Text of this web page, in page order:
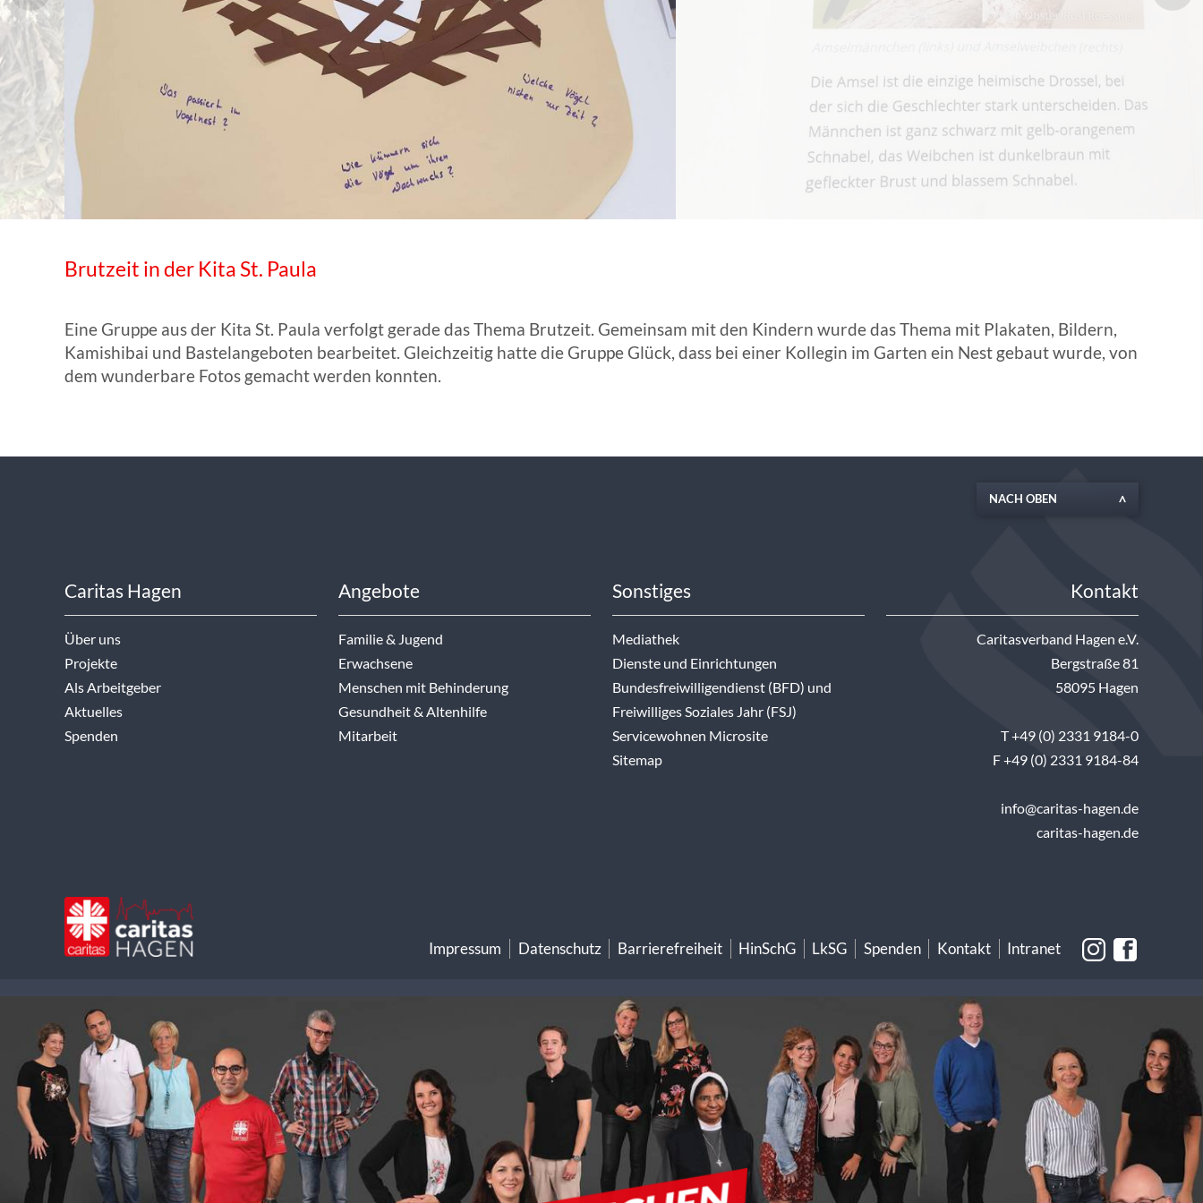
WISSENSWERTES IN ZAHLEN ANGESCHLOSSENE UNTERNEHMEN | FACHVERBÄNDE
Brutzeit in der Kita St. Paula
Eine Gruppe aus der Kita St. Paula verfolgt gerade das Thema Brutzeit. Gemeinsam mit den Kindern wurde das Thema mit Plakaten, Bildern,
Kamishibai und Bastelangeboten bearbeitet. Gleichzeitig hatte die Gruppe Glück, dass bei einer Kollegin im Garten ein Nest gebaut wurde, von
dem wunderbare Fotos gemacht werden konnten.
NACH OBEN
Caritas Hagen
Über uns
Projekte
Als Arbeitgeber
Aktuelles
Spenden
Angebote
Familie & Jugend
Erwachsene
Menschen mit Behinderung
Gesundheit & Altenhilfe
Mitarbeit
Sonstiges
Mediathek
Dienste und Einrichtungen
Bundesfreiwilligendienst (BFD) und
Freiwilliges Soziales Jahr (FSJ)
Servicewohnen Microsite
Sitemap
Kontakt
Caritasverband Hagen e.V.
Bergstraße 81
58095 Hagen
T +49 (0) 2331 9184-0
F +49 (0) 2331 9184-84
info@caritas-hagen.de
caritas-hagen.de
Impressum Datenschutz Barrierefreiheit HinSchG LkSG Spenden Kontakt Intranet